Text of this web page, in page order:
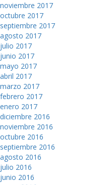
noviembre 2017
octubre 2017
septiembre 2017
agosto 2017
julio 2017
junio 2017
mayo 2017
abril 2017
marzo 2017
febrero 2017
enero 2017
diciembre 2016
noviembre 2016
octubre 2016
septiembre 2016
agosto 2016
julio 2016
junio 2016